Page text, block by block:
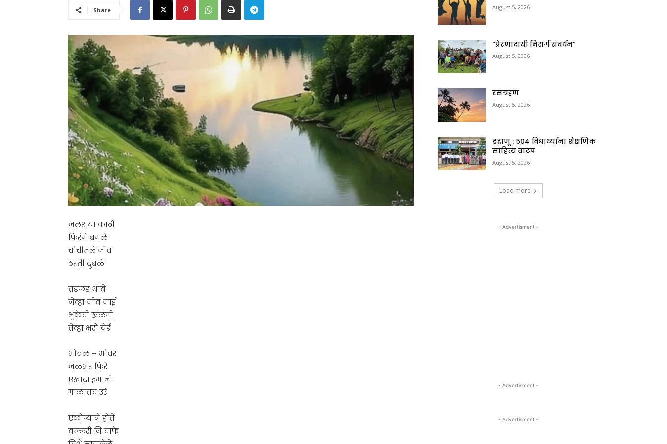
Share
जलशया काठी
फिरंगे बगळे
चोचीतले जीव
ठरती दुबळे
तडफड थांबे
जेव्हा जीव जाई
भुकेची खळगी
तेव्हा भरो येई
भोवळ – भोवरा
जळभर फिरे
एखादा इमानी
गाळातच उरे
एकोप्याने होते
वल्लरी नि चाफे
August 5, 2026
“प्रेरणादायी निसर्ग संवर्धन”
August 5, 2026
रसग्रहण
August 5, 2026
डहाणू : ५०४ विद्यार्थ्यांना शैक्षणिक
साहित्य वाटप
August 5, 2026
Load more
- Advertisment -
- Advertisment -
- Advertisment -